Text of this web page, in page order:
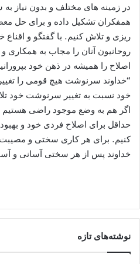
در زمینه های مختلف و بدون نیاز
همفکران تشکیل داده و برای حل
ریزی و تلاش کنیم. با گفتگو و اقناع
روحانیون آنان را مجاب به همکاری
اصلاح را همیشه در ذهن خود
“خداوند سرنوشت هیچ قومی را
خود نسبت به تغییر سرنوشت خود
اگر هم به وضع موجود راضی هستیم
حداقل برای اصلاح فردی خود و
کنیم. برای هر کاری سختی و
خداوند پس از هر سختی آسانی و
نوشته‌های تازه